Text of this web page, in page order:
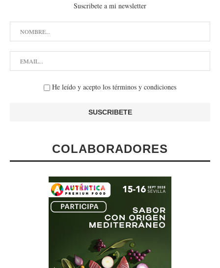
Suscribete a mi newsletter
He leído y acepto los términos y condiciones
COLABORADORES